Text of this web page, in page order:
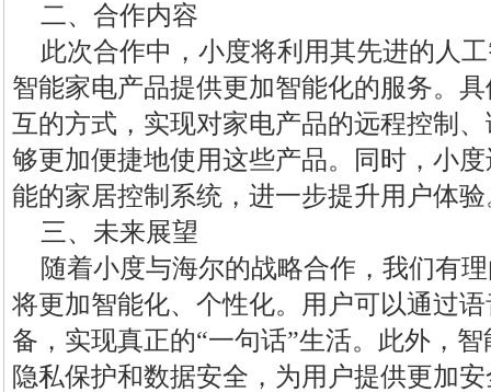
二、合作内容
此次合作中，小度将利用其先进的人
智能家电产品提供更加智能化的服务。
互的方式，实现对家电产品的远程控制
够更加便捷地使用这些产品。同时，小
能的家居控制系统，进一步提升用户体验
三、未来展望
随着小度与海尔的战略合作，我们有
将更加智能化、个性化。用户可以通过
备，实现真正的“一句话”生活。此外，
隐私保护和数据安全，为用户提供更加